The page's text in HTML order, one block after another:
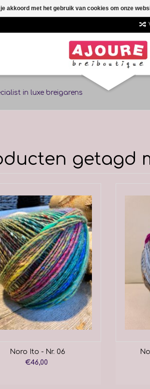
in luxe breigarens
getagd
Noro Ito - Nr. 06
€46,00
akkoord met het gebruik van cookies om onze